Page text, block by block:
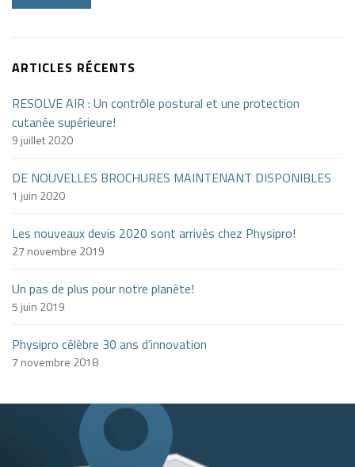
ARTICLES RÉCENTS
RESOLVE AIR : Un contrôle postural et une protection
cutanée supérieure!
9 juillet 2020
DE NOUVELLES BROCHURES MAINTENANT DISPONIBLES
1 juin 2020
Les nouveaux devis 2020 sont arrivés chez Physipro!
27 novembre 2019
Un pas de plus pour notre planète!
5 juin 2019
Physipro célèbre 30 ans d’innovation
7 novembre 2018